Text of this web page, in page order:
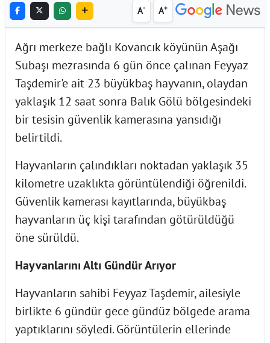
A- A+
Ağrı merkeze bağlı Kovancık köyünün Aşağı
Subaşı mezrasında 6 gün önce çalınan Feyyaz
Taşdemir'e ait 23 büyükbaş hayvanın, olaydan
yaklaşık 12 saat sonra Balık Gölü bölgesindeki
bir tesisin güvenlik kamerasına yansıdığı
belirtildi.
Hayvanların çalındıkları noktadan yaklaşık 35
kilometre uzaklıkta görüntülendiği öğrenildi.
Güvenlik kamerası kayıtlarında, büyükbaş
hayvanların üç kişi tarafından götürüldüğü
öne sürüldü.
Hayvanlarını Altı Gündür Arıyor
Hayvanların sahibi Feyyaz Taşdemir, ailesiyle
birlikte 6 gündür gece gündüz bölgede arama
yaptıklarını söyledi. Görüntülerin ellerinde